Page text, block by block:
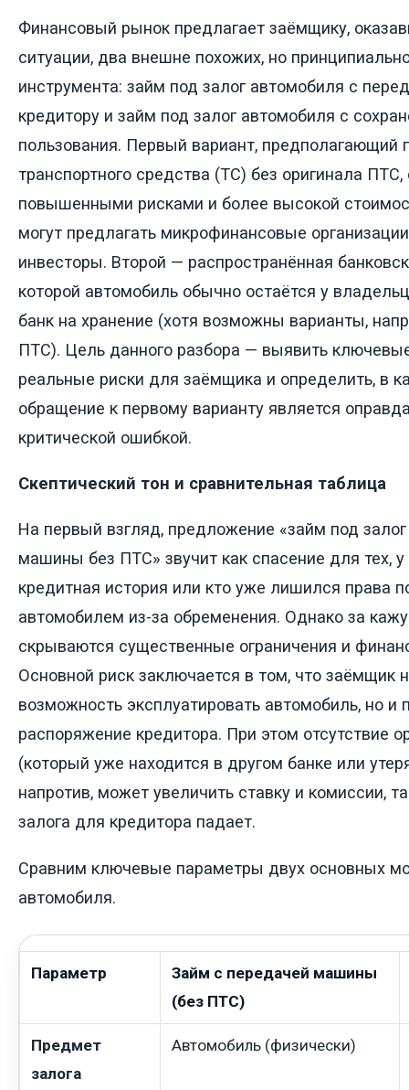
Финансовый рынок предлагает заёмщику,
ситуации, два внешне похожих, но
инструмента: займ под залог автомобиля с
кредитору и займ под залог автомобиля с
пользования. Первый вариант, предполагающий
транспортного средства (ТС) без оригинала
повышенными рисками и более высокой
могут предлагать микрофинансовые
инвесторы. Второй — распространённая
которой автомобиль обычно остаётся у
банк на хранение (хотя возможны варианты,
ПТС). Цель данного разбора — выявить
реальные риски для заёмщика и определить, в
обращение к первому варианту является
критической ошибкой.
Скептический тон и сравнительная таблица
На первый взгляд, предложение «займ под
машины без ПТС» звучит как спасение для тех, у
кредитная история или кто уже лишился права
автомобилем из-за обременения. Однако за
скрываются существенные ограничения и
Основной риск заключается в том, что заёмщик
возможность эксплуатировать автомобиль, но и
распоряжение кредитора. При этом отсутствие
(который уже находится в другом банке или
напротив, может увеличить ставку и комиссии,
залога для кредитора падает.
Сравним ключевые параметры двух основных
автомобиля.
Параметр
Займ с передачей машины
(без ПТС)
Предмет
залога
Автомобиль (физически)